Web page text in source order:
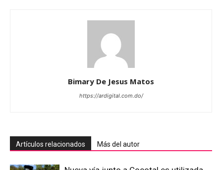
Bimary De Jesus Matos
https://ardigital.com.do/
Artículos relacionados Más del autor